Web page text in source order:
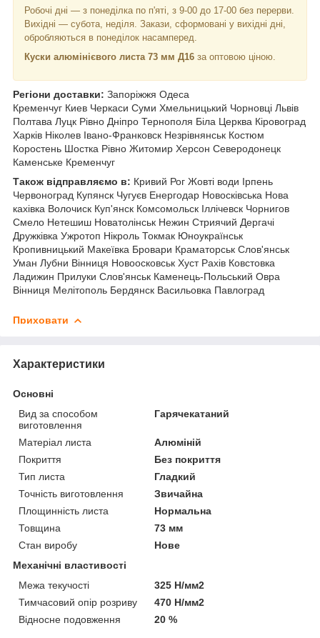
Робочі дні — з понеділка по п'яті, з 9-00 до 17-00 без перерви.
Вихідні — субота, неділя. Закази, сформовані у вихідні дні,
обробляються в понеділок насамперед.
Куски алюмінієвого листа 73 мм Д16 за оптовою ціною.
Регіони доставки: Запоріжжя Одеса
Кременчуг Киев Черкаси Суми Хмельницький Чорновці Львів
Полтава Луцк Рівно Дніпро Тернополя Біла Церква Кіровоград
Харків Ніколев Івано-Франковск Незрівнянськ Костюм
Коростень Шостка Рівно Житомир Херсон Северодонецк
Каменське Кременчуг
Також відправляємо в: Кривий Рог Жовті води Ірпень
Червоноград Купянск Чугуєв Енергодар Новосківська Нова
кахівка Волочиск Куп'янск Комсомольск Іллічевск Чорнигов
Смело Нетешиш Новатолінськ Нежин Стриячий Дергачі
Дружківка Ужротоп Нікроль Токмак Юноукраїнськ
Кропивницький Макеївка Бровари Краматорськ Слов'янськ
Уман Лубни Вінниця Новоосковськ Хуст Рахів Ковстовка
Ладижин Прилуки Слов'янськ Каменець-Польський Овра
Вінниця Мелітополь Бердянск Васильовка Павлоград
Приховати
Характеристики
Основні
Вид за способом
виготовлення
Гарячекатаний
Матеріал листа
Алюміній
Покриття
Без покриття
Тип листа
Гладкий
Точність виготовлення
Звичайна
Площинність листа
Нормальна
Товщина
73 мм
Стан виробу
Нове
Механічні властивості
Межа текучості
325 Н/мм2
Тимчасовий опір розриву
470 Н/мм2
Відносне подовження
20 %